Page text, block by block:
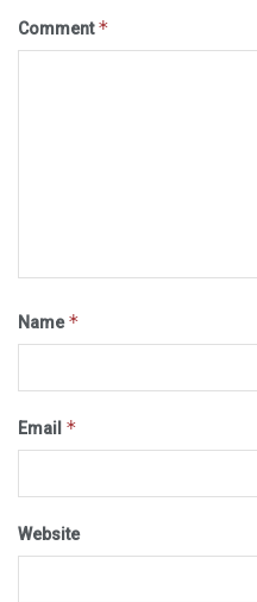
Comment*
Name*
Email *
Website